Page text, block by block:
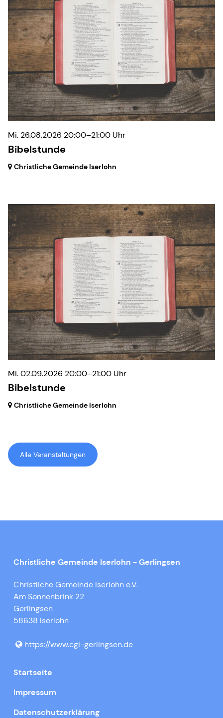
Mi. 26.08.2026 20:00–21:00 Uhr
Bibelstunde
Christliche Gemeinde Iserlohn
Mi. 02.09.2026 20:00–21:00 Uhr
Bibelstunde
Christliche Gemeinde Iserlohn
Alle Veranstaltungen
Christliche Gemeinde Iserlohn - Gerlingsen
Christliche Gemeinde Iserlohn e.V.
Am Sonnenbrink 22
Gerlingsen
58638 Iserlohn
https://www.​cgi-gerlingsen.​de
Startseite
Impressum
Datenschutzerklärung